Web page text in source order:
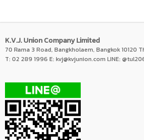
K.V.J. Union Company Limited
70 Rama 3 Road, Bangkholaem, Bangkok 10120
T: 02 289 1996 E: kvj@kvjunion.com LINE: